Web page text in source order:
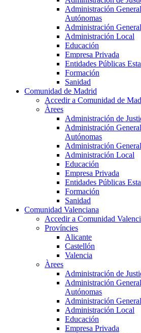
Administración
Autónomas
Administración
Administración Local
Educación
Empresa Privada
Entidades Públicas
Formación
Sanidad
Comunidad de Madrid
Accedir a Comunidad de
Àrees
Administración de
Administración
Autónomas
Administración
Administración Local
Educación
Empresa Privada
Entidades Públicas
Formación
Sanidad
Comunidad Valenciana
Accedir a Comunidad
Províncies
Alicante
Castellón
Valencia
Àrees
Administración de
Administración
Autónomas
Administración
Administración Local
Educación
Empresa Privada